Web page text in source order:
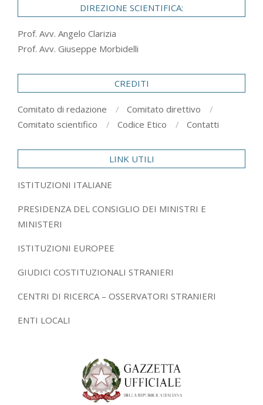
DIREZIONE SCIENTIFICA:
Prof. Avv. Angelo Clarizia
Prof. Avv. Giuseppe Morbidelli
CREDITI
Comitato di redazione
Comitato direttivo
Comitato scientifico
Codice Etico Contatti
LINK UTILI
ISTITUZIONI ITALIANE
PRESIDENZA DEL CONSIGLIO DEI MINISTRI E
MINISTERI
ISTITUZIONI EUROPEE
GIUDICI COSTITUZIONALI STRANIERI
CENTRI DI RICERCA – OSSERVATORI STRANIERI
ENTI LOCALI